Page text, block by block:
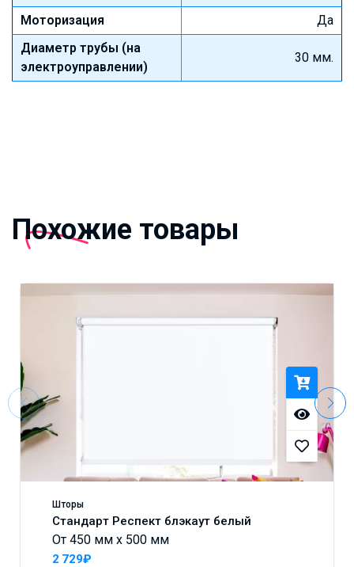
Моторизация
Да
Диаметр трубы (на
электроуправлении)
30 мм.
Похожие товары
Шторы
Стандарт Респект блэкаут белый
От 450 мм x 500 мм
2 729₽